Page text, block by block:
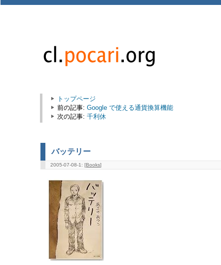
トップページ
前の記事: Google で使える通貨換算機能
次の記事: 千利休
バッテリー
2005-07-08-1: [Books]